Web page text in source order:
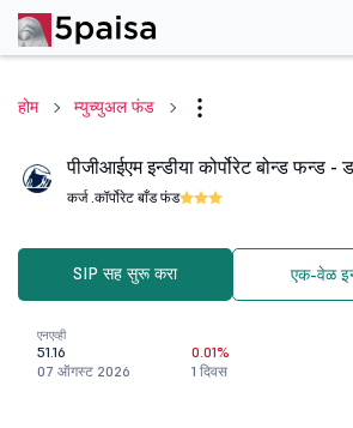
होम म्युच्युअल फंड
पीजीआईएम इन्डीया कोर्पोरेट बोन्ड फन्ड -
कर्ज .कॉर्पोरेट बाँड फंड
SIP सह सुरू करा एक-वेळ
एनएव्ही
51.16
07 ऑगस्ट 2026
0.01%
1 दिवस